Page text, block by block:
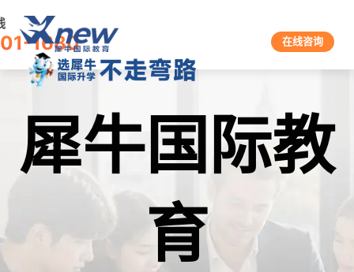
1680 在线咨询
犀牛国际教
育